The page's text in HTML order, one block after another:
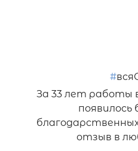
#
За 33 лет работы
появилось
отзыв в